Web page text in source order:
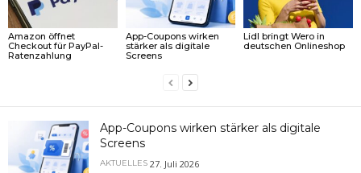
Amazon öffnet
Checkout für PayPal-
Ratenzahlung
App-Coupons wirken
stärker als digitale
Screens
Lidl bringt Wero in
deutschen Onlineshop
App-Coupons wirken stärker als digitale
Screens
AKTUELLES 27. Juli 2026